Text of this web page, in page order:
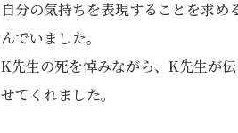
自分の気持ちを表現することを求
んでいました。
K先生の死を悼みながら、K先生が
せてくれました。